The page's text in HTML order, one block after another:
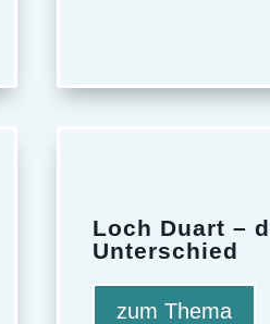
Loch Duart –
Unterschied
zum Thema